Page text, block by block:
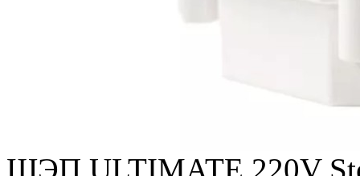
ШЭП ULTIMATE 220V